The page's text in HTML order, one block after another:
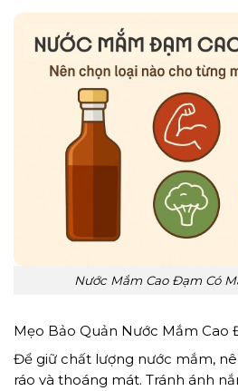
Nước Mắm Cao Đạm Có
Mẹo Bảo Quản Nước Mắm Cao
Để giữ chất lượng nước mắm,
ráo và thoáng mát. Tránh ánh